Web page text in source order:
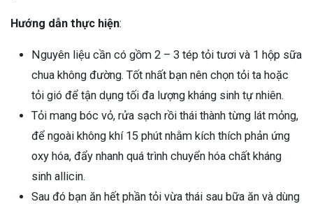
Hướng dẫn thực hiện:
Nguyên liệu cần có gồm 2 – 3 tép tỏi tươi và 1 hộp sữa
chua không đường. Tốt nhất bạn nên chọn tỏi ta hoặc
tỏi gió để tận dụng tối đa lượng kháng sinh tự nhiên.
Tỏi mang bóc vỏ, rửa sạch rồi thái thành từng lát mỏng,
để ngoài không khí 15 phút nhằm kích thích phản ứng
oxy hóa, đẩy nhanh quá trình chuyển hóa chất kháng
sinh allicin.
Sau đó bạn ăn hết phần tỏi vừa thái sau bữa ăn và dùng